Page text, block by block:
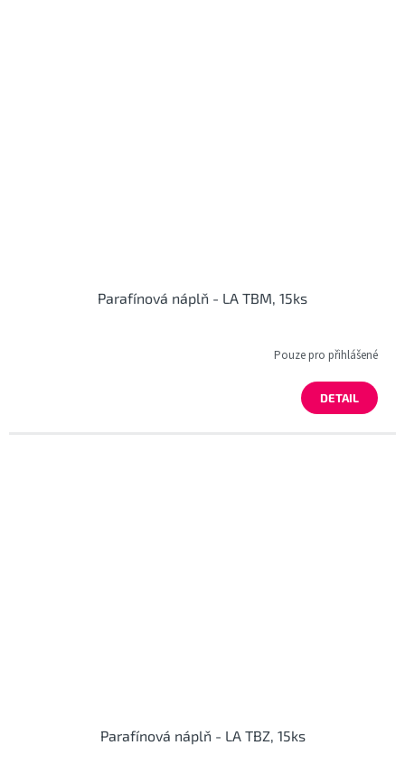
Parafínová náplň - LA TBM, 15ks
Pouze pro přihlášené
DETAIL
Parafínová náplň - LA TBZ, 15ks